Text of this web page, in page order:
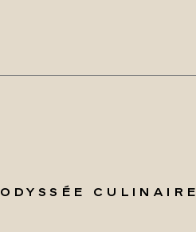
ODYSSÉE CULINAIRE